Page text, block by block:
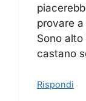
provare
Sono
castano
Rispondi